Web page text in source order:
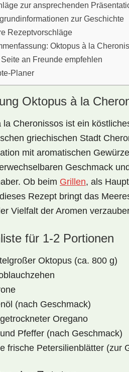
zur ansprechenden
zur Geschichte
Rezeptvorschläge
Oktopus à la
an Freunde empfehlen
Planer
Oktopus à la
la Cheronissos ist ein
griechischen Stadt
mit aromatischen
Geschmack
Ob beim Grillen, als
Rezept bringt das
Vielfalt der Aromen
für 1-2 Portionen
Oktopus (ca. 800 g)
(nach Geschmack)
Oregano
Pfeffer (nach Geschmack)
frische Petersilienblätter (zur